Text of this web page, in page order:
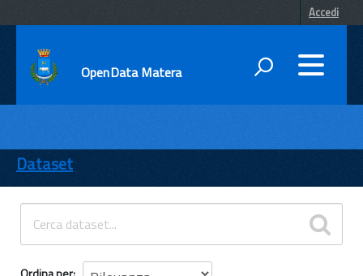
Accedi
OpenData Matera
ENTI
TEMI
INFORMAZIONI
Dataset